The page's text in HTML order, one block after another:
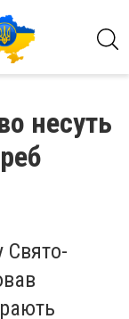
несуть
Свято-